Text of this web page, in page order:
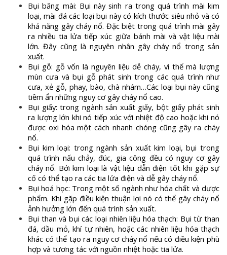
Bụi băng mài: Bụi này sinh ra trong quá trình mài kim
loại, mài đá các loại bụi này có kích thước siêu nhỏ và có
khả năng gây cháy nổ. Đặc biệt trong quá trình mài gây
ra nhiều tia lửa tiếp xúc giữa bánh mài và vật liệu mài
lớn. Đây cũng là nguyên nhân gây cháy nổ trong sản
xuất.
Bụi gỗ: gỗ vốn là nguyên liệu dễ cháy, vì thế mà lượng
mùn cưa và bụi gỗ phát sinh trong các quá trình như
cưa, xẻ gỗ, phay, bào, chà nhám…Các loại bụi này cũng
tiềm ẩn những nguy cơ gây cháy nổ cao.
Bụi giấy: trong ngành sản xuất giấy, bột giấy phát sinh
ra lượng lớn khi nó tiếp xúc với nhiệt độ cao hoặc khi nó
được oxi hóa một cách nhanh chóng cũng gây ra cháy
nổ.
Bụi kim loại: trong ngành sản xuất kim loại, bụi trong
quá trình nấu chảy, đúc, gia công đều có nguy cơ gây
cháy nổ. Bởi kim loại là vật liệu dẫn điện tốt khi gặp sự
cố có thể tạo ra các tia lửa điện và dễ gây cháy nổ.
Bụi hoá học: Trong một số ngành như hóa chất và dược
phẩm. Khi gặp điều kiện thuận lợi nó có thể gây cháy nổ
ảnh hưởng lớn đến quá trình sản xuất.
Bụi than và bụi các loại nhiên liệu hóa thạch: Bụi từ than
đá, dầu mỏ, khí tự nhiên, hoặc các nhiên liệu hóa thạch
khác có thể tạo ra nguy cơ cháy nổ nếu có điều kiện phù
hợp và tương tác với nguồn nhiệt hoặc tia lửa.